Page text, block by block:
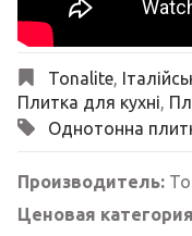
Tonalite,
Плитка для кухні,
Однотонна
Производитель:
Ценовая